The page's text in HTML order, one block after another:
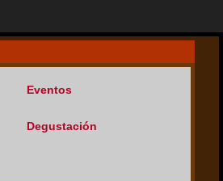
Eventos
Degustación